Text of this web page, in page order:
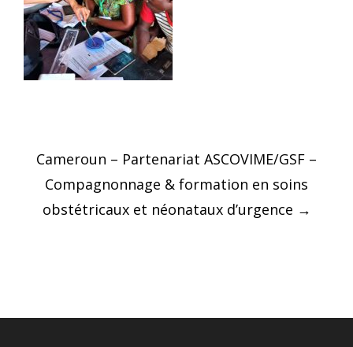
Post
navigation
Cameroun – Partenariat ASCOVIME/GSF –
Compagnonnage & formation en soins
obstétricaux et néonataux d’urgence →